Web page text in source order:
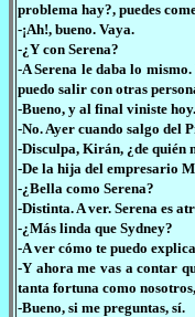
problema hay?, puedes
-¡Ah!, bueno. Vaya.
-¿Y con Serena?
-A Serena le daba lo
puedo salir con otras
-Bueno, y al final viniste hoy.
-No. Ayer cuando salgo del
-Disculpa, Kirán, ¿de quién
-De la hija del empresario
-¿Bella como Serena?
-Distinta. A ver. Serena es
-¿Más linda que Sydney?
-A ver cómo te puedo
-Y ahora me vas a contar
tanta fortuna como
-Bueno, si me preguntas, sí.